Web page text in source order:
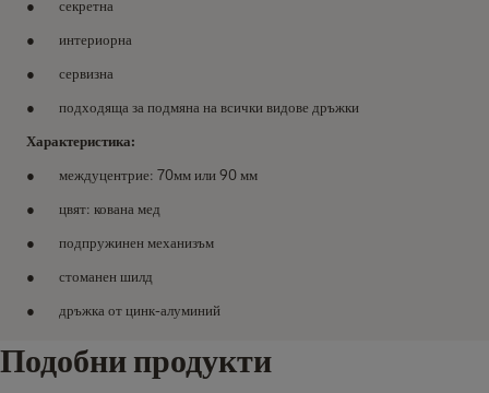
секретна
интериорна
сервизна
подходяща за подмяна на всички видове дръжки
Характеристика:
междуцентрие: 70мм или 90 мм
цвят: кована мед
подпружинен механизъм
стоманен шилд
дръжка от цинк-алуминий
Подобни продукти